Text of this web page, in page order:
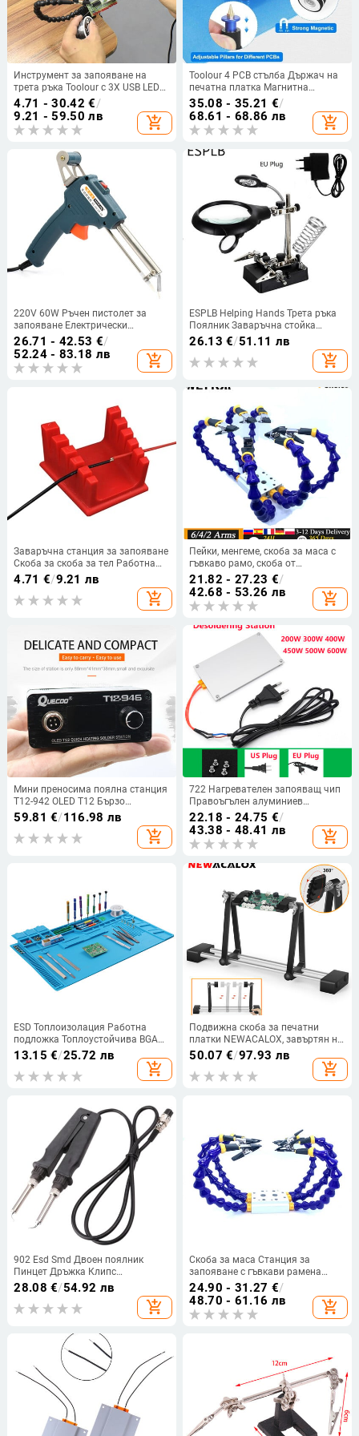
Инструмент за запояване на
трета ръка Toolour с 3X USB LED
светлинна лупа 3PC Гъвкави
ръце, помощни ръце за ремонт на
заваръчен инструмент за
печатни платки
4.71 - 30.42 €/
9.21 - 59.50 лв
add_shopping_cart
Toolour 4 PCB стълба Държач на
печатна платка Магнитна
помощна ръка с регулируем
обхват 0-10 mm Ръце за помощ
за запояване за ремонт
35.08 - 35.21 €/
68.61 - 68.86 лв
add_shopping_cart
220V 60W Ръчен пистолет за
запояване Електрически
пистолет Тип желязо
Автоматична машина за
запояване Автоматично външно
нагряване Пистолет за желязо от
26.71 - 42.53 €/
52.24 - 83.18 лв
add_shopping_cart
ESPLB Helping Hands Трета ръка
Поялник Заваръчна стойка
Станция с 5 LED клипса
Заваръчна лупа Лупа
26.13 €/51.11 лв
add_shopping_cart
Заваръчна станция за запояване
Скоба за скоба за тел Работна
маса ABS станция за запояване
Скоба за запояване на кабел
Задържаща скоба
4.71 €/9.21 лв
add_shopping_cart
Пейки, менгеме, скоба за маса с
гъвкаво рамо, скоба от
алуминиева сплав, държач за
запояване, печатна платка,
заваръчни ремонти
21.82 - 27.23 €/
42.68 - 53.26 лв
add_shopping_cart
Мини преносима поялна станция
T12-942 OLED T12 Бързо
загряваща DC версия
Електрическа ютия T12
Накрайници за поялник
Инструменти за заваряване
59.81 €/116.98 лв
add_shopping_cart
722 Нагревателен запояващ чип
Правоъгълен алуминиев
разпояващ BGA led лампа
станция за разпояване PTC Split
Plate 300W 400W 500W 600W
22.18 - 24.75 €/
43.38 - 48.41 лв
add_shopping_cart
ESD Топлоизолация Работна
подложка Топлоустойчива BGA
станция за запояване Ремонт на
изолационна подложка
Платформа за поддръжка на
13.15 €/25.72 лв
add_shopping_cart
Подвижна скоба за печатни
платки NEWACALOX, завъртян на
360° държач за печатна платка,
магнитна основа, трета помощна
ръка, приспособление, запояване,
50.07 €/97.93 лв
add_shopping_cart
902 Esd Smd Двоен поялник
Пинцет Дръжка Клипс
Нагревателни клещи Станция за
запояване Аксесоари -Kb
28.08 €/54.92 лв
add_shopping_cart
Скоба за маса Станция за
запояване с гъвкави рамена
Държач за поялник Инструменти
за заваряване на печатни платки
Ремонт на менгеме Станция за
ръчно заваряване
24.90 - 31.27 €/
48.70 - 61.16 лв
add_shopping_cart